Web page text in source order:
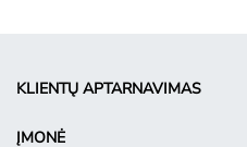
KLIENTŲ APTARNAVIMAS
ĮMONĖ